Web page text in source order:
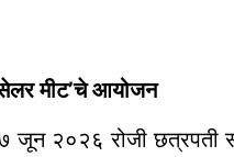
सेलर मीट’चे आयोजन
जून २०२६ रोजी छत्रपती